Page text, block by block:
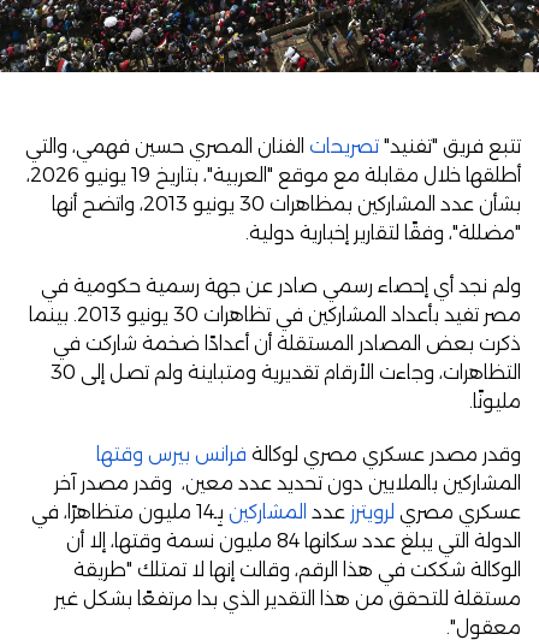
تتبع فريق "تفنيد" تصريحات الفنان المصري حسين فهمي، والتي
أطلقها خلال مقابلة مع موقع "العربية"، بتاريخ 19 يونيو 2026،
بشأن عدد المشاركين بمظاهرات 30 يونيو 2013، واتضح أنها
"مضللة"، وفقًا لتقارير إخبارية دولية.
ولم نجد أي إحصاء رسمي صادر عن جهة رسمية حكومية في
مصر تفيد بأعداد المشاركين في تظاهرات 30 يونيو 2013. بينما
ذكرت بعض المصادر المستقلة أن أعدادًا ضخمة شاركت في
التظاهرات، وجاءت الأرقام تقديرية ومتباينة ولم تصل إلى 30
مليونًا.
وقدر مصدر عسكري مصري لوكالة فرانس بيرس وقتها
المشاركين بالملايين دون تحديد عدد معين، وقدر مصدر آخر
عسكري مصري لرويترز عدد المشاركين
بِـ14 مليون متظاهرًا، في
الدولة التي يبلغ عدد سكانها 84 مليون نسمة وقتها، إلا أن
الوكالة شككت في هذا الرقم، وقالت إنها لا تمتلك "طريقة
مستقلة للتحقق من هذا التقدير الذي بدا مرتفعًا بشكل غير
معقول".